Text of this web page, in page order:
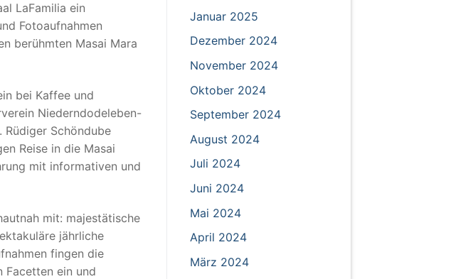
LaFamilia ein
Fotoaufnahmen
berühmten Masai Mara
bei Kaffee und
Niederndodeleben-
Schöndube
Reise in die Masai
mit informativen und
mit: majestätische
jährliche
fingen die
Facetten ein und
Januar 2025
Dezember 2024
November 2024
Oktober 2024
September 2024
August 2024
Juli 2024
Juni 2024
Mai 2024
April 2024
März 2024